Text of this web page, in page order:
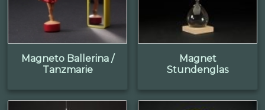
Magneto Ballerina /
Tanzmarie
Magnet
Stundenglas